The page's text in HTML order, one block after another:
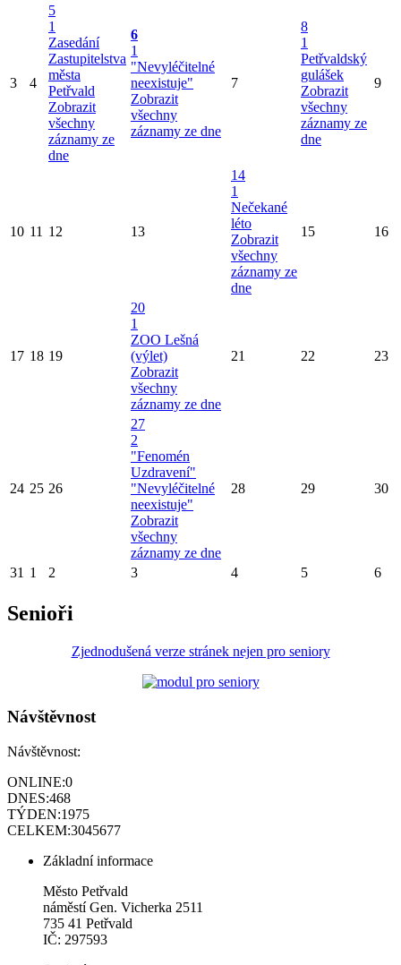
3 4
5
1
Zasedání
Zastupitelstva
města
Petřvald
Zobrazit
všechny
záznamy ze
dne
6
1
"Nevyléčitelné
neexistuje"
Zobrazit
všechny
záznamy ze dne
7
8
1
Petřvaldský
gulášek
Zobrazit
všechny
záznamy ze
dne
9
10 11 12 13
14
1
Nečekané
léto
Zobrazit
všechny
záznamy ze
dne
15 16
17 18 19
20
1
ZOO Lešná
(výlet)
Zobrazit
všechny
záznamy ze dne
21 22 23
24 25 26
27
2
"Fenomén
Uzdravení"
"Nevyléčitelné
neexistuje"
Zobrazit
všechny
záznamy ze dne
28 29 30
31 1 2 3 4 5 6
Senioři
Zjednodušená verze stránek nejen pro seniory
Návštěvnost
Návštěvnost:
ONLINE:0
DNES:468
TÝDEN:1975
CELKEM:3045677
Základní informace
Město Petřvald
náměstí Gen. Vicherka 2511
735 41 Petřvald
IČ: 297593